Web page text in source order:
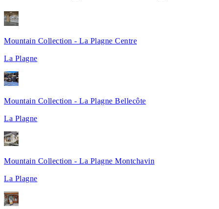
Mountain Collection - La Plagne Centre
La Plagne
Mountain Collection - La Plagne Bellecôte
La Plagne
Mountain Collection - La Plagne Montchavin
La Plagne